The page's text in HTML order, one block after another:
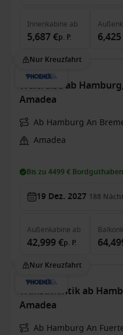
Innenkabine ab
5,687 €p. P.
Nur Kreuzfahrt
Weltreise ab
Amadea
Ab Hamburg An
Amadea
Bis zu 4499 € Bordguthaben
19 Dez. 2027 188
Außenkabine ab
42,999 €p. P.
Nur Kreuzfahrt
Transatlantik ab
Amadea
Ab Hamburg An